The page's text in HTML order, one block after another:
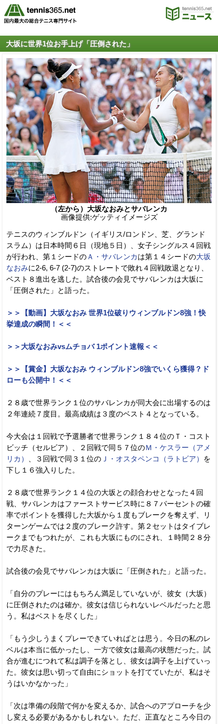
大坂に世界1位お手上げ「圧倒された」
（左から）大坂なおみとサバレンカ
画像提供:ゲッティイメージズ
テニスのウィンブルドン（イギリス/ロンドン、芝、グランド
スラム）は日本時間６日（現地５日）、女子シングルス４回戦
が行われ、第１シードのＡ・サバレンカは第１４シードの大坂
なおみに2-6, 6-7 (2-7)のストレートで敗れ４回戦敗退となり、
ベスト８進出を逃した。試合後の会見でサバレンカは大坂に
「圧倒された」と語った。
＞＞【動画】大坂なおみ 世界1位破りウィンブルドン8強！快
挙達成の瞬間！＜＜
＞＞大坂なおみvsムチョバ 1ポイント速報＜＜
＞＞【賞金】大坂なおみ ウィンブルドン8強でいくら獲得？ド
ローも公開中！＜＜
２８歳で世界ランク１位のサバレンカが同大会に出場するのは
２年連続７度目。最高成績は３度のベスト４となっている。
今大会は１回戦で予選勝者で世界ランク１８４位のＴ・コスト
ビッチ（セルビア）、２回戦で同５７位のＭ・ケスラー（アメ
リカ）
、３回戦で同３１位の Ｊ・オスタペンコ（ラトビア）
を
下し１６強入りした。
２８歳で世界ランク１４位の大坂との顔合わせとなった４回
戦、サバレンカはファーストサービス時に８７パーセントの確
率でポイントを獲得した大坂から１度もブレークを奪えず、リ
ターンゲームでは２度のブレーク許す。第２セットはタイブレ
ークまでもつれたが、これも大坂にものにされ、１時間２８分
で力尽きた。
試合後の会見でサバレンカは大坂に「圧倒された」と語った。
「自分のプレーにはもちろん満足していないが、彼女（大坂）
に圧倒されたのは確か。彼女は信じられないレベルだったと思
う。私はベストを尽くした」
「もう少しうまくプレーできていればとは思う。今日の私のレ
ベルは本当に低かったし、一方で彼女は最高の状態だった。試
合が進むにつれて私は調子を落とし、彼女は調子を上げていっ
た。彼女は思い切って自由にショットを打てていたが、私はそ
うはいかなかった」
「次は準備の段階で何かを変えるか、試合へのアプローチを少
し変える必要があるかもしれない。ただ、正直なところ今日の